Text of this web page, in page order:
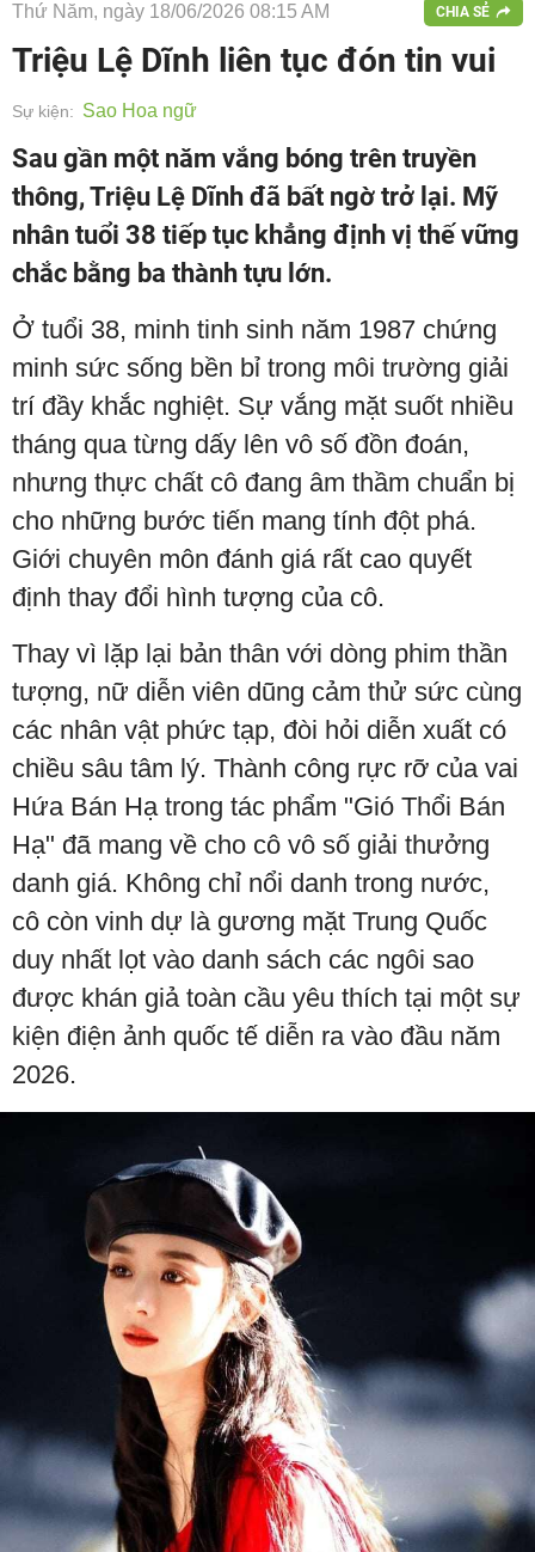
Thứ Năm, ngày 18/06/2026 08:15 AM CHIA SẺ
Triệu Lệ Dĩnh liên tục đón tin vui
Sự kiện: Sao Hoa ngữ
Sau gần một năm vắng bóng trên truyền
thông, Triệu Lệ Dĩnh đã bất ngờ trở lại. Mỹ
nhân tuổi 38 tiếp tục khẳng định vị thế vững
chắc bằng ba thành tựu lớn.
Ở tuổi 38, minh tinh sinh năm 1987 chứng
minh sức sống bền bỉ trong môi trường giải
trí đầy khắc nghiệt. Sự vắng mặt suốt nhiều
tháng qua từng dấy lên vô số đồn đoán,
nhưng thực chất cô đang âm thầm chuẩn bị
cho những bước tiến mang tính đột phá.
Giới chuyên môn đánh giá rất cao quyết
định thay đổi hình tượng của cô.
Thay vì lặp lại bản thân với dòng phim thần
tượng, nữ diễn viên dũng cảm thử sức cùng
các nhân vật phức tạp, đòi hỏi diễn xuất có
chiều sâu tâm lý. Thành công rực rỡ của vai
Hứa Bán Hạ trong tác phẩm "Gió Thổi Bán
Hạ" đã mang về cho cô vô số giải thưởng
danh giá. Không chỉ nổi danh trong nước,
cô còn vinh dự là gương mặt Trung Quốc
duy nhất lọt vào danh sách các ngôi sao
được khán giả toàn cầu yêu thích tại một sự
kiện điện ảnh quốc tế diễn ra vào đầu năm
2026.